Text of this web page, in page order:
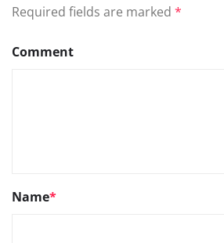
Required fields are marked *
Comment
Name*